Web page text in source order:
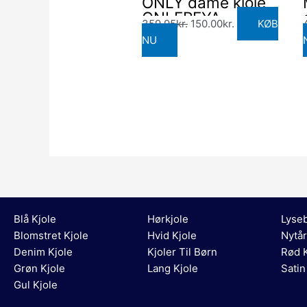
ONLFREYA –
Medium blue denim
359.95kr.
359.95kr..
150.00kr.
150.00kr..
KØB
NU
Blå Kjole
Blomstret Kjole
Denim Kjole
Grøn Kjole
Gul Kjole
Hørkjole
Hvid Kjole
Kjoler Til Børn
Lang Kjole
Rød